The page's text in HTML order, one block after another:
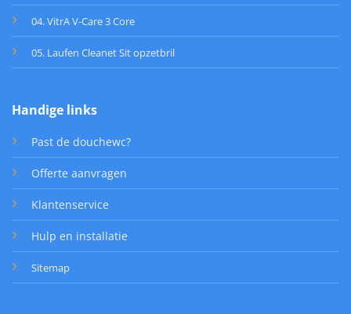
04. VitrA V-Care 3 Core
05. Laufen Cleanet Sit opzetbril
Handige links
Past de douchewc?
Offerte aanvragen
Klantenservice
Hulp en installatie
Sitemap